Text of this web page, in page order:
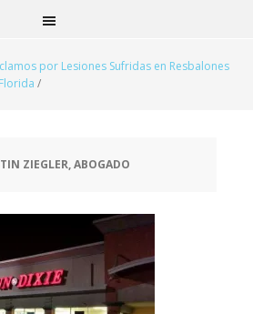
por Lesiones Sufridas en Resbalones
/
ZIEGLER, ABOGADO